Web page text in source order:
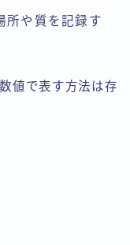
所や質を記録す
値で表す方法は存